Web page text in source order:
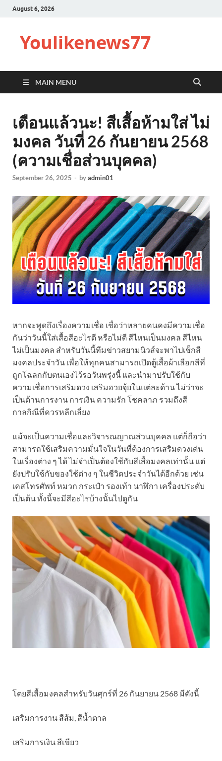
August 6, 2026
Youlikenews77
MAIN MENU
เตือนแล้วนะ! สีเสื้อห้ามใส่ ไม่
มงคล วันที่ 26 กันยายน 2568
(ความเชื่อส่วนบุคคล)
September 26, 2025 - byadmin01
หากจะพูดถึงเรื่องความเชื่อ เชื่อว่าหลายคนคงมีความเชื่อ
กันว่าวันนี้ใส่เสื้อสีอะไรดี หรือไม่ดี สีไหนเป็นมงคล สีไหน
ไม่เป็นมงคล สำหรับวันนี้ทีมข่าวสยามนิวส์จะพาไปเช็กสี
มงคลประจำวัน เพื่อให้ทุกคนสามารถเปิดตู้เสื้อผ้าเลือกสีที่
ถูกโฉลกกับตนเองไว้รอวันพรุ่งนี้ และนำมาปรับใช้กับ
ความเชื่อการเสริมดวง เสริมฮวยจุ้ยในแต่ละด้าน ไม่ว่าจะ
เป็นด้านการงาน การเงิน ความรัก โชคลาภ รวมถึงสี
กาลกิณีที่ควรหลีกเลี่ยง
แม้จะเป็นความเชื่อและวิจารณญาณส่วนบุคคล แต่ก็ถือว่า
สามารถใช้เสริมความมั่นใจในวันที่ต้องการเสริมดวงเด่น
ในเรื่องต่าง ๆ ได้ ไม่จำเป็นต้องใช้กับสีเสื้อมงคลเท่านั้น แต่
ยังปรับใช้กับของใช้ต่าง ๆ ในชีวิตประจำวันได้อีกด้วย เช่น
เคสโทรศัพท์ หมวก กระเป๋า รองเท้า นาฬิกา เครื่องประดับ
เป็นต้น ทั้งนี้จะมีสีอะไรบ้างนั้นไปดูกัน
โดยสีเสื้อมงคลสำหรับวันศุกร์ที่ 26 กันยายน 2568 มีดังนี้
เสริมการงาน สีส้ม, สีน้ำตาล
เสริมการเงิน สีเขียว